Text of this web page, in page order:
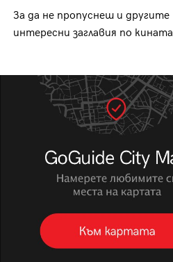
За да не пропуснеш и другите
интересни заглавия по кината